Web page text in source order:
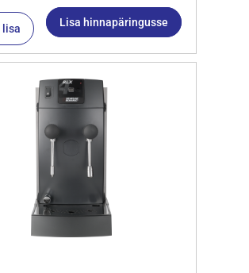
lisa Lisa hinnapäringusse